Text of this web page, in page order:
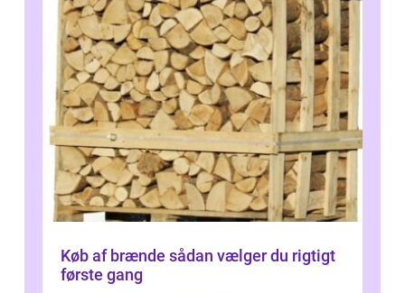
Køb af brænde sådan vælger du rigtigt
første gang